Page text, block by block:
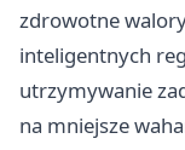
zdrowotne
inteligentnych
utrzymywanie
na mniejsze